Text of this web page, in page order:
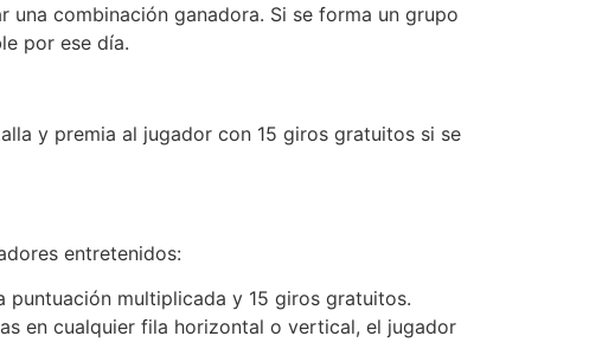
combinación ganadora. Si se forma un grupo
por ese día.
y premia al jugador con 15 giros gratuitos si se
entretenidos:
multiplicada y 15 giros gratuitos.
en cualquier fila horizontal o vertical, el jugador